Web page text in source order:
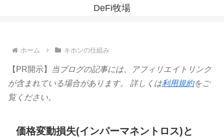
DeFi牧場
ホーム キホンの仕組み
【PR開示】
当ブログの記事には、アフィリエイトリンク
が含まれている場合があります。 詳しくは利用規約をご
覧ください。
価格変動損失(インパーマネントロス)と